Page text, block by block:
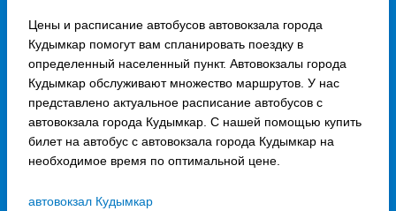
Цены и расписание автобусов автовокзала города
Кудымкар помогут вам спланировать поездку в
определенный населенный пункт. Автовокзалы города
Кудымкар обслуживают множество маршрутов. У нас
представлено актуальное расписание автобусов с
автовокзала города Кудымкар. С нашей помощью купить
билет на автобус с автовокзала города Кудымкар на
необходимое время по оптимальной цене.
автовокзал Кудымкар